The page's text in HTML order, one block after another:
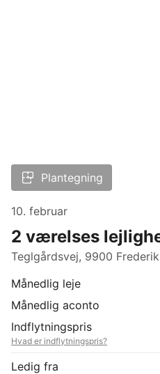
Plantegning
10. februar
2 værelses
Teglgårdsvej, 9900
Månedlig leje
Månedlig aconto
Indflytningspris
Hvad er indflytningspris?
Ledig fra